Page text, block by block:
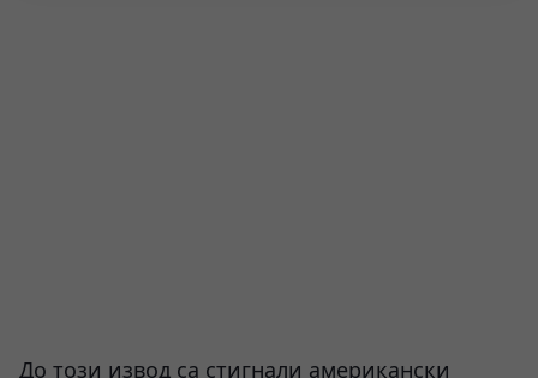
До този извод са стигнали американски